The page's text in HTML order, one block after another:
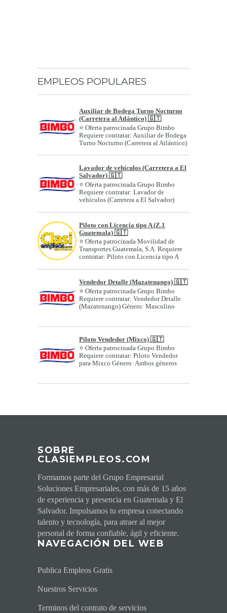
EMPLEOS POPULARES
Auxiliar de Bodega Turno Nocturno
(Carretera al Atlántico) 🇬🇹
⭐ Oferta patrocinada Grupo Bimbo
Requiere contratar: Auxiliar de Bodega
Turno Nocturno (Carretera al Atlántico)
Lavador de vehículos (Carretera a El
Salvador) 🇬🇹
⭐ Oferta patrocinada Grupo Bimbo
Requiere contratar: Lavador de
vehículos (Carretera a El Salvador)
Piloto con Licencia tipo A (Z.1
Guatemala) 🇬🇹
⭐ Oferta patrocinada Movilidad de
Transportes Guatemala, S.A. Requiere
contratar: Piloto con Licencia tipo A
Vendedor Detalle (Mazatenango) 🇬🇹
⭐ Oferta patrocinada Grupo Bimbo
Requiere contratar: Vendedor Detalle
(Mazatenango) Género: Masculino
Piloto Vendedor (Mixco) 🇬🇹
⭐ Oferta patrocinada Grupo Bimbo
Requiere contratar: Piloto Vendedor
para Mixco Género: Ambos géneros
SOBRE
CLASIEMPLEOS.COM
Formamos parte del Grupo Empresarial
Soluciones Empresariales, con más de 15 años
de experiencia y presencia en Guatemala y El
Salvador. Impulsamos tu empresa conectando
talento y tecnología, para atraer al mejor
personal de forma confiable, ágil y eficiente.
NAVEGACIÓN DEL WEB
Publica Empleos Gratis
Nuestros Servicios
Terminos del contrato de servicios